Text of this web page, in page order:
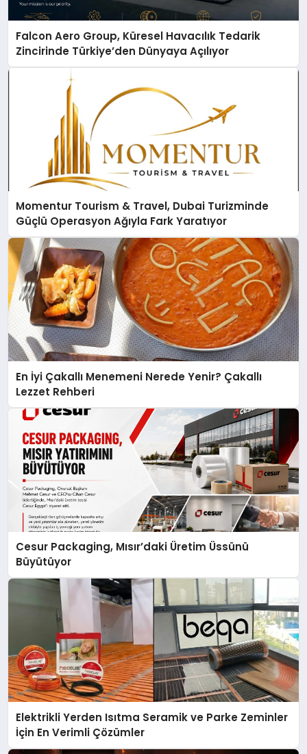
Falcon Aero Group, Küresel Havacılık Tedarik
Zincirinde Türkiye’den Dünyaya Açılıyor
Momentur Tourism & Travel, Dubai Turizminde
Güçlü Operasyon Ağıyla Fark Yaratıyor
En İyi Çakallı Menemeni Nerede Yenir? Çakallı
Lezzet Rehberi
Cesur Packaging, Mısır’daki Üretim Üssünü
Büyütüyor
Elektrikli Yerden Isıtma Seramik ve Parke Zeminler
İçin En Verimli Çözümler